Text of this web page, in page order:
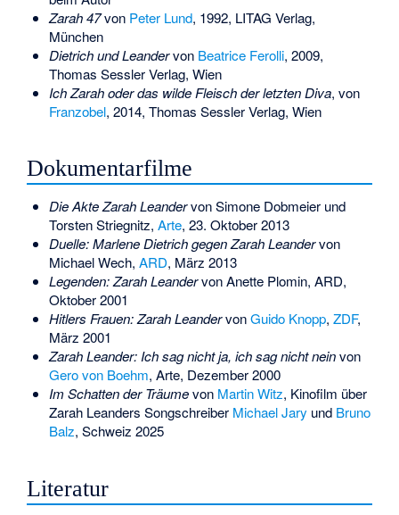
Zarah 47von Peter Lund, 1992, LITAG Verlag,
München
Dietrich und Leandervon Beatrice Ferolli, 2009,
Thomas Sessler Verlag, Wien
Ich Zarah oder das wilde Fleisch der letzten Diva, von
Franzobel, 2014, Thomas Sessler Verlag, Wien
Dokumentarfilme
Die Akte Zarah Leandervon Simone Dobmeier und
Torsten Striegnitz, Arte, 23. Oktober 2013
Duelle: Marlene Dietrich gegen Zarah Leandervon
Michael Wech, ARD, März 2013
Legenden: Zarah Leandervon Anette Plomin, ARD,
Oktober 2001
Hitlers Frauen: Zarah LeandervonGuido Knopp, ZDF,
März 2001
Zarah Leander: Ich sag nicht ja, ich sag nicht neinvon
Gero von Boehm, Arte, Dezember 2000
Im Schatten der Träumevon Martin Witz, Kinofilm über
Zarah Leanders Songschreiber Michael Jary und Bruno
Balz, Schweiz 2025
Literatur